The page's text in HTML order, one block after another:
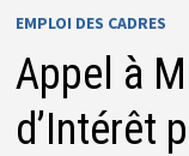
EMPLOI DES CADRES
Appel à
d’Intérêt